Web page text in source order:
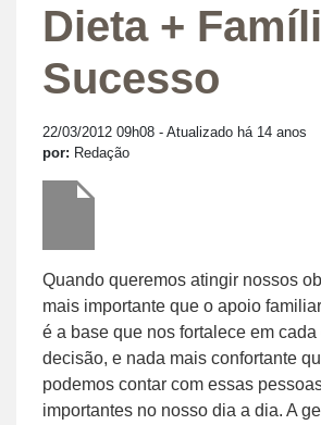
Dieta +
Sucesso
22/03/2012 09h08 - Atualizado há 14 anos
por: Redação
Quando queremos atingir nossos
mais importante que o apoio
é a base que nos fortalece em
decisão, e nada mais confortante
podemos contar com essas
importantes no nosso dia a dia. A